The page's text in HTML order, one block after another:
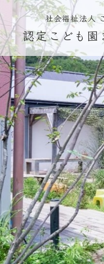
社会福祉法人
認定こども